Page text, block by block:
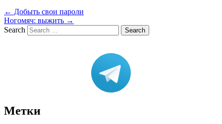
← Добыть свои пароли
Ногомяч: выжить →
Search
Метки